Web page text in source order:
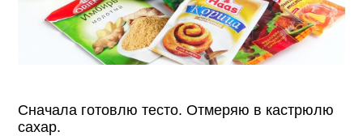
Сначала готовлю тесто. Отмеряю в кастрюлю
сахар.